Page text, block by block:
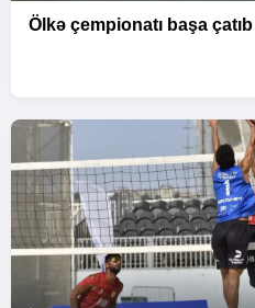
Ölkə çempionatı başa çatıb